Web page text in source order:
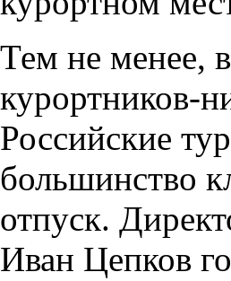
Тем не менее,
курортников-
Российские
большинство
отпуск.
Иван Цепков